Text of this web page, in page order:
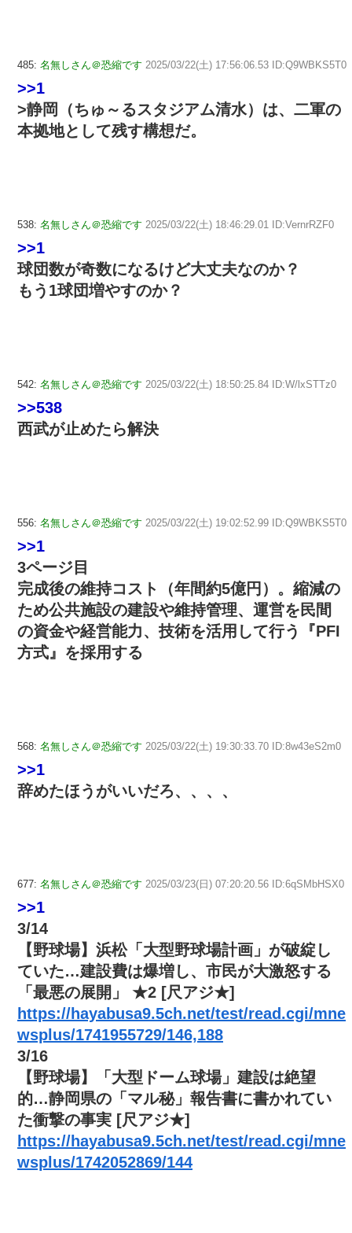
485: 名無しさん＠恐縮です 2025/03/22(土) 17:56:06.53 ID:Q9WBKS5T0
>>1
>静岡（ちゅ～るスタジアム清水）は、二軍の
本拠地として残す構想だ。
538: 名無しさん＠恐縮です 2025/03/22(土) 18:46:29.01 ID:VernrRZF0
>>1
球団数が奇数になるけど大丈夫なのか？
もう1球団増やすのか？
542: 名無しさん＠恐縮です 2025/03/22(土) 18:50:25.84 ID:W/lxSTTz0
>>538
西武が止めたら解決
556: 名無しさん＠恐縮です 2025/03/22(土) 19:02:52.99 ID:Q9WBKS5T0
>>1
3ページ目
完成後の維持コスト（年間約5億円）。縮減の
ため公共施設の建設や維持管理、運営を民間
の資金や経営能力、技術を活用して行う『PFI
方式』を採用する
568: 名無しさん＠恐縮です 2025/03/22(土) 19:30:33.70 ID:8w43eS2m0
>>1
辞めたほうがいいだろ、、、、
677: 名無しさん＠恐縮です 2025/03/23(日) 07:20:20.56 ID:6qSMbHSX0
>>1
3/14
【野球場】浜松「大型野球場計画」が破綻し
ていた…建設費は爆増し、市民が大激怒する
「最悪の展開」 ★2 [尺アジ★]
https://hayabusa9.5ch.net/test/read.cgi/mne
wsplus/1741955729/146,188
3/16
【野球場】「大型ドーム球場」建設は絶望
的…静岡県の「マル秘」報告書に書かれてい
た衝撃の事実 [尺アジ★]
https://hayabusa9.5ch.net/test/read.cgi/mne
wsplus/1742052869/144